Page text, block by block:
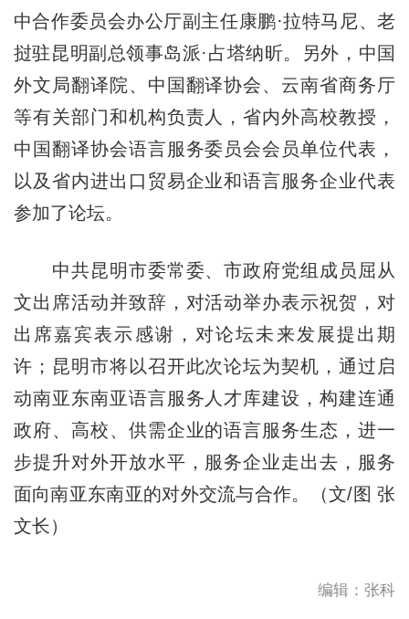
中合作委员会办公厅副主任康鹏·拉特马尼、老
挝驻昆明副总领事岛派·占塔纳昕。另外，中国
外文局翻译院、中国翻译协会、云南省商务厅
等有关部门和机构负责人，省内外高校教授，
中国翻译协会语言服务委员会会员单位代表，
以及省内进出口贸易企业和语言服务企业代表
参加了论坛。
中共昆明市委常委、市政府党组成员屈从
文出席活动并致辞，对活动举办表示祝贺，对
出席嘉宾表示感谢，对论坛未来发展提出期
许；昆明市将以召开此次论坛为契机，通过启
动南亚东南亚语言服务人才库建设，构建连通
政府、高校、供需企业的语言服务生态，进一
步提升对外开放水平，服务企业走出去，服务
面向南亚东南亚的对外交流与合作。（文/图 张
文长）
编辑：张科